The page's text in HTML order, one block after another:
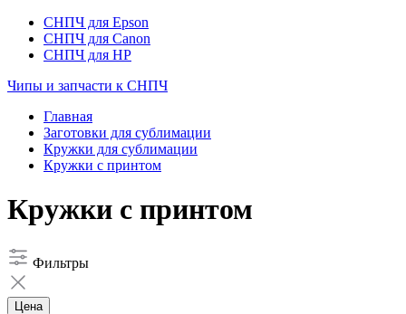
СНПЧ для Epson
СНПЧ для Canon
СНПЧ для HP
Чипы и запчасти к СНПЧ
Главная
Заготовки для сублимации
Кружки для сублимации
Кружки c принтом
Кружки c принтом
Фильтры
Цена